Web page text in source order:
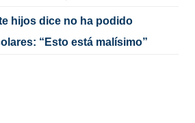
hijos dice no ha podido
“Esto está malísimo”